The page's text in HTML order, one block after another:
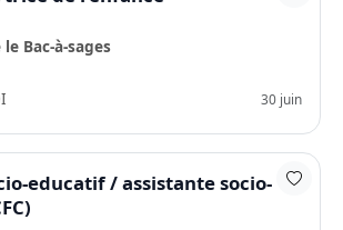
le Bac-à-sages
30 juin
educatif / assistante socio-